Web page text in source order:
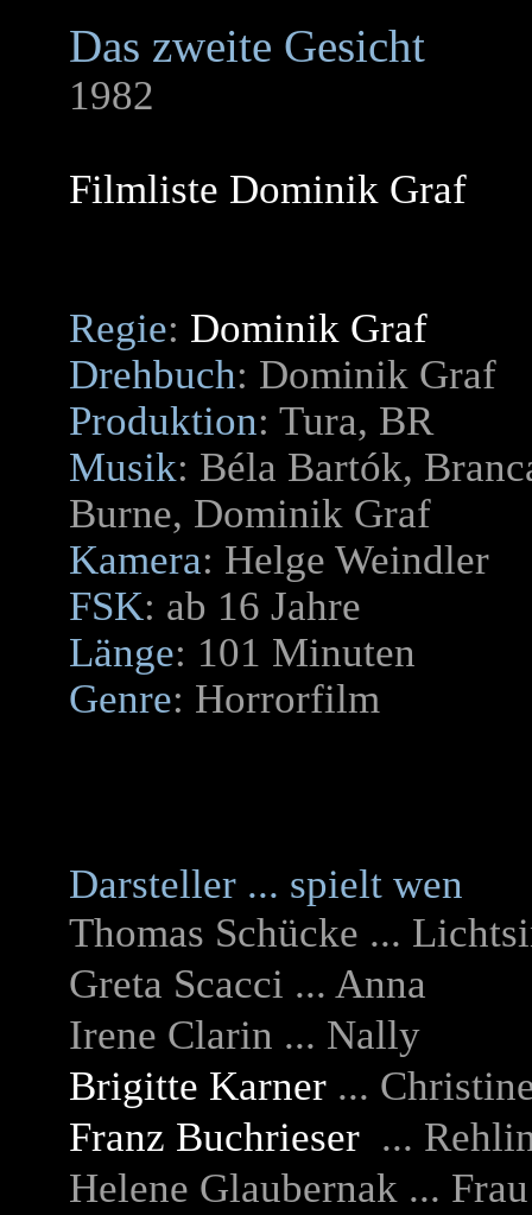
Das zweite Gesicht
1982
Filmliste Dominik Graf
Regie: Dominik Graf
Drehbuch: Dominik Graf
Produktion: Tura, BR
Musik: Béla Bartók,
Burne, Dominik Graf
Kamera: Helge Weindler
FSK: ab 16 Jahre
Länge: 101 Minuten
Genre: Horrorfilm
Darsteller ... spielt wen
Thomas Schücke ...
Greta Scacci ... Anna
Irene Clarin ... Nally
Brigitte Karner ...
Franz Buchrieser ...
Helene Glaubernak ...